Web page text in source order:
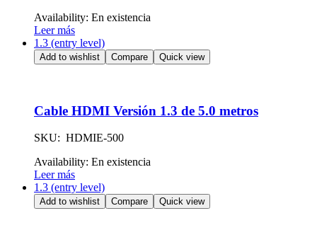
Availability: En existencia
Leer más
1.3 (entry level)
Add to wishlist Compare Quick view
Cable HDMI Versión 1.3 de 5.0 metros
SKU: HDMIE-500
Availability: En existencia
Leer más
1.3 (entry level)
Add to wishlist Compare Quick view